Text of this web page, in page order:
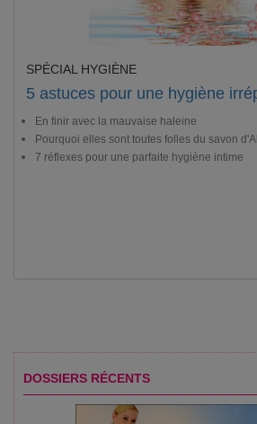
SPÉCIAL HYGIÈNE
5 astuces pour une hygiène
En finir avec la mauvaise haleine
Pourquoi elles sont toutes folles du savon
7 réflexes pour une parfaite hygiène intime
DOSSIERS RÉCENTS